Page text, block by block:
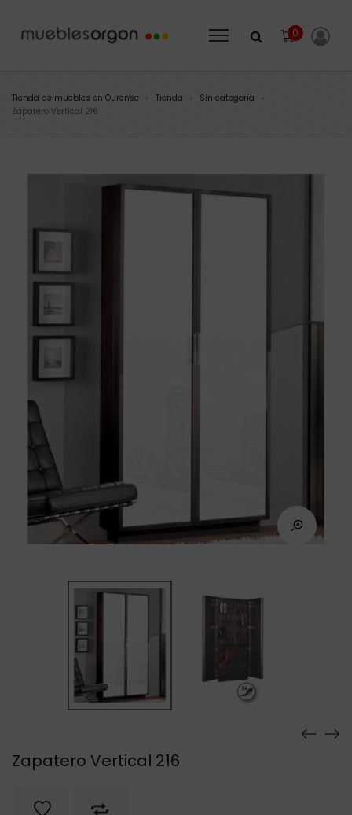
0
Tienda de muebles en Ourense > Tienda > Sin categoría >
Zapatero Vertical 216
Zapatero Vertical 216